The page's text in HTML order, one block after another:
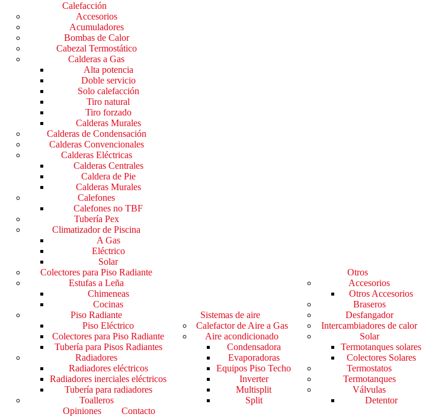
Calefacción
Accesorios
Acumuladores
Bombas de Calor
Cabezal Termostático
Calderas a Gas
Alta potencia
Doble servicio
Solo calefacción
Tiro natural
Tiro forzado
Calderas Murales
Calderas de Condensación
Calderas Convencionales
Calderas Eléctricas
Calderas Centrales
Caldera de Pie
Calderas Murales
Calefones
Calefones no TBF
Tubería Pex
Climatizador de Piscina
A Gas
Eléctrico
Solar
Colectores para Piso Radiante
Estufas a Leña
Chimeneas
Cocinas
Piso Radiante
Piso Eléctrico
Colectores para Piso Radiante
Tubería para Pisos Radiantes
Radiadores
Radiadores eléctricos
Radiadores inerciales eléctricos
Tubería para radiadores
Toalleros
Sistemas de aire
Calefactor de Aire a Gas
Aire acondicionado
Condensadora
Evaporadoras
Equipos Piso Techo
Inverter
Multisplit
Split
Otros
Accesorios
Otros Accesorios
Braseros
Desfangador
Intercambiadores de calor
Solar
Termotanques solares
Colectores Solares
Termostatos
Termotanques
Válvulas
Detentor
Opiniones
Contacto